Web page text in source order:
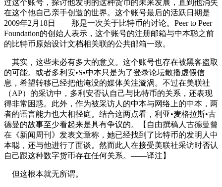
过这个账号，探讨他发明的这种货币的未来发展，直到他消失
在这个他自己亲手创造的世界。这个账号最后的活跃日期是
2009年2月18日——那是一次关于比特币的讨论。Peer to Peer
Foundation的创始人表示，这个账号的注册邮箱与中本聪之前
的比特币原始设计文档相关联的公共邮箱一致。
其实，这些未必有多大的意义。这个账号也存在被黑客盗取
的可能。或者多利安•S•中本只是为了登录论坛散播虚假信
息，希望转移已经把他淹没的媒体关注漩涡。不过在美联社
（AP）的采访中，多利安否认自己与比特币的关系，还表现
得非常困惑。此外，作为被采访人的中本与网络上的中本，两
者的语言能力也大相径庭。结合这两点看，利亚•麦格拉斯•古
德曼的故事至少看起来是具有争议的。【自由撰稿人古德曼曾
在《新闻周刊》发表文章称，她已经找到了比特币的发明人中
本聪，还与他进行了面谈。然而此人在接受美联社采访时否认
自己跟这种数字货币存在任何关系。——译注】
但这根本就无所谓。